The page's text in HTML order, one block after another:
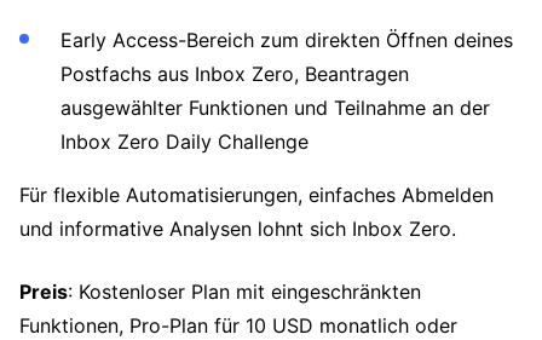
Early Access-Bereich zum direkten Öffnen deines
Postfachs aus Inbox Zero, Beantragen
ausgewählter Funktionen und Teilnahme an der
Inbox Zero Daily Challenge
Für flexible Automatisierungen, einfaches Abmelden
und informative Analysen lohnt sich Inbox Zero.
Preis: Kostenloser Plan mit eingeschränkten
Funktionen, Pro-Plan für 10 USD monatlich oder